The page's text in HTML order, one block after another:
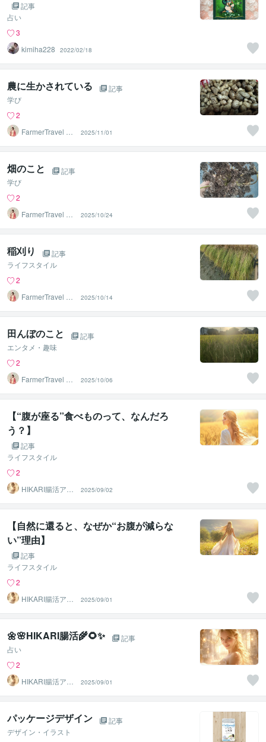
記事
占い
3
kimiha228
2022/02/18
農に生かされている
記事
学び
2
FarmerTravel cre
2025/11/01
畑のこと
記事
学び
2
FarmerTravel cre
2025/10/24
稲刈り
記事
ライフスタイル
2
FarmerTravel cre
2025/10/14
田んぼのこと
記事
エンタメ・趣味
2
FarmerTravel cre
2025/10/06
【“腹が座る”食べものって、なんだろ
う？】
記事
ライフスタイル
2
HIKARI腸活アド
バイザー
2025/09/02
【自然に還ると、なぜか“お腹が減らな
い”理由】
記事
ライフスタイル
2
HIKARI腸活アド
バイザー
2025/09/01
🌼🌸HIKARI腸活🌾🌻✨
記事
占い
2
HIKARI腸活アド
バイザー
2025/09/01
パッケージデザイン
記事
デザイン・イラスト